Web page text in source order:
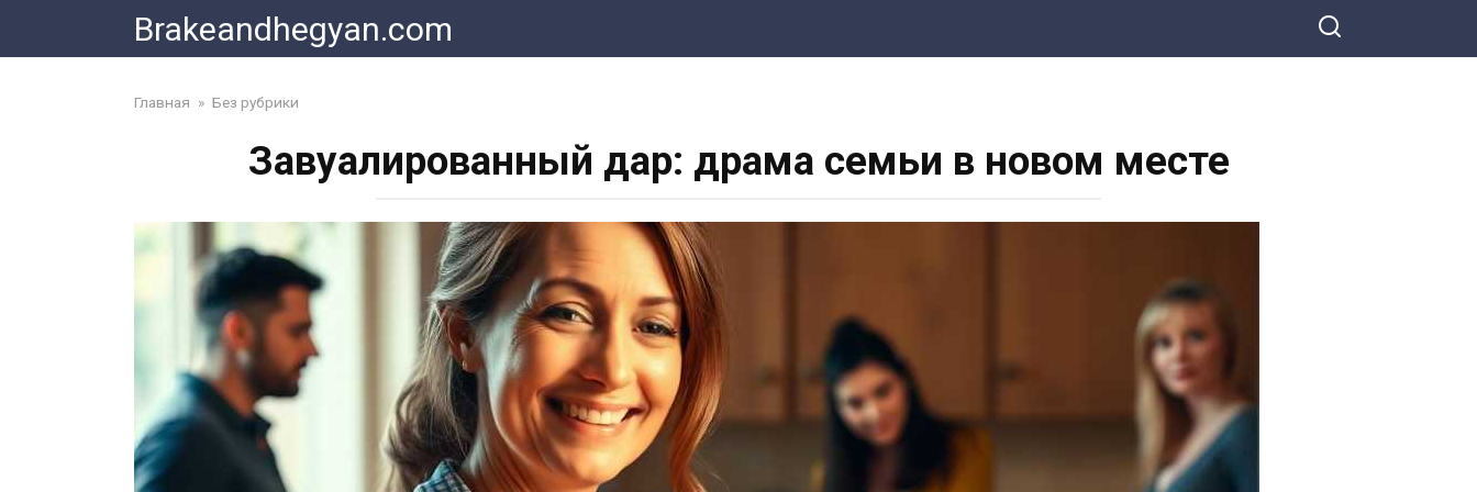
content
Brakeandhegyan.com
Главная » Без рубрики
Завуалированный дар: драма семьи в новом месте